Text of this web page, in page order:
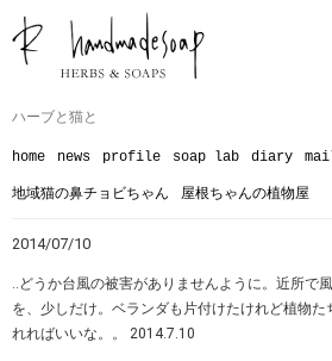
ハーブと猫と
home news profile soap lab diary
地域猫の鼻チョビちゃん 屋根ちゃんの植物屋
2014/07/10
‥どうか台風の被害がありませんように。近所で
を、少しだけ。ベランダも片付けたけれど植物た
れればいいな。。 2014.7.10